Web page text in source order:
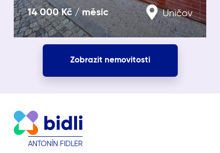
14 000 Kč / měsíc Uničov
Zobrazit nemovitosti
ANTONÍN FIDLER